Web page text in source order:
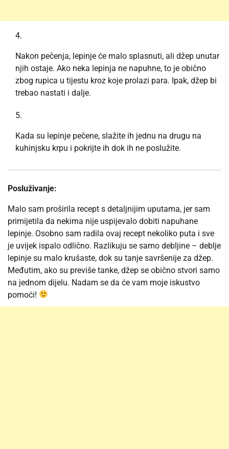
Nakon pečenja, lepinje će malo splasnuti, ali džep unutar
njih ostaje. Ako neka lepinja ne napuhne, to je obično
zbog rupica u tijestu kroz koje prolazi para. Ipak, džep bi
trebao nastati i dalje.
Kada su lepinje pečene, slažite ih jednu na drugu na
kuhinjsku krpu i pokrijte ih dok ih ne poslužite.
Posluživanje:
Malo sam proširila recept s detaljnijim uputama, jer sam
primijetila da nekima nije uspijevalo dobiti napuhane
lepinje. Osobno sam radila ovaj recept nekoliko puta i sve
je uvijek ispalo odlično. Razlikuju se samo debljine – deblje
lepinje su malo krušaste, dok su tanje savršenije za džep.
Međutim, ako su previše tanke, džep se obično stvori samo
na jednom dijelu. Nadam se da će vam moje iskustvo
pomoći!